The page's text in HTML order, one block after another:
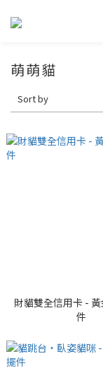
萌萌貓
Sort by
財貓雙全信用卡 -
件